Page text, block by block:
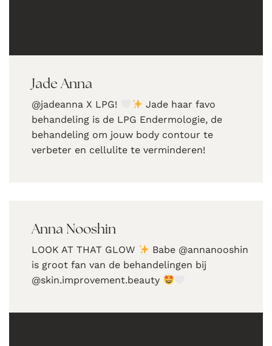
Jade Anna
@jadeanna X LPG!
Jade haar favo
behandeling is de LPG Endermologie, de
behandeling om jouw body contour te
verbeter en cellulite te verminderen!
Anna Nooshin
LOOK AT THAT GLOW
Babe @annanooshin
is groot fan van de behandelingen bij
@skin.improvement.beauty